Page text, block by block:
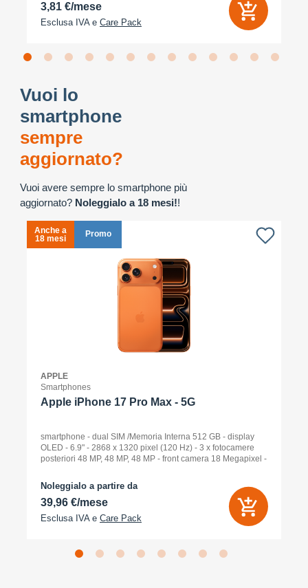
3,81 €/mese
Esclusa IVA e Care Pack
Vuoi lo
smartphone
sempre
aggiornato?
Vuoi avere sempre lo smartphone più
aggiornato? Noleggialo a 18 mesi!!
Anche a
18 mesi
Promo
APPLE
Smartphones
Apple iPhone 17 Pro Max - 5G
smartphone - dual SIM /Memoria Interna 512 GB - display
OLED - 6.9" - 2868 x 1320 pixel (120 Hz) - 3 x fotocamere
posteriori 48 MP, 48 MP, 48 MP - front camera 18 Megapixel -
Noleggialo a partire da
39,96 €/mese
Esclusa IVA e Care Pack